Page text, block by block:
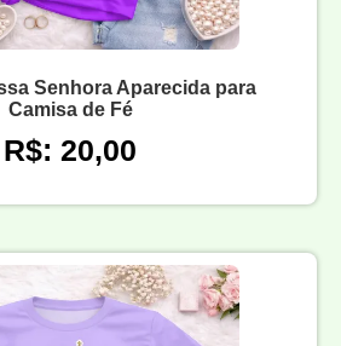
Senhora Aparecida para
Camisa de Fé
R$: 20,00